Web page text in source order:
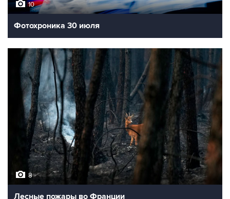
10
Фотохроника 30 июля
8
Лесные пожары во Франции